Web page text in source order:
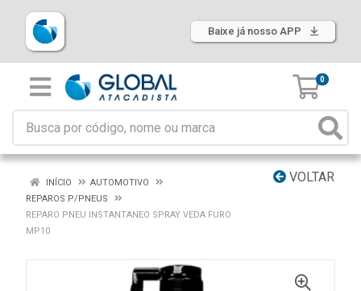
Baixe já nosso APP
0
VOLTAR
INÍCIO
AUTOMOTIVO
REPAROS P/PNEUS
REPARO PNEU INSTANTANEO SPRAY VEDA FURO
MP10